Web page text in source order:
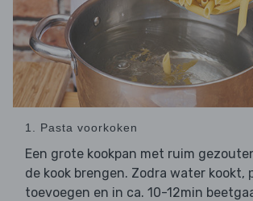
1. Pasta voorkoken
Een grote kookpan met ruim
de kook brengen. Zodra water kookt,
toevoegen en in ca. 10-12min